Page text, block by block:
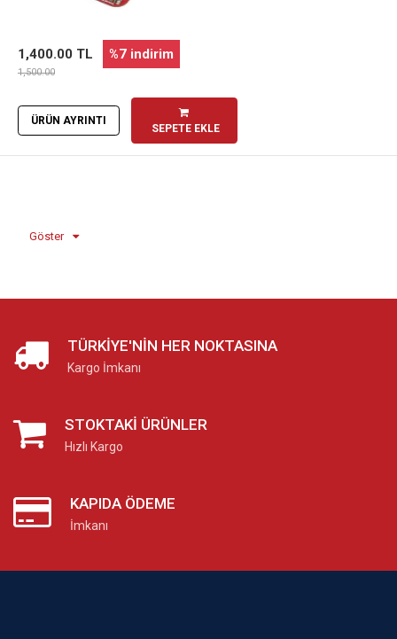
1,400.00 TL %7 indirim
1,500.00
ÜRÜN AYRINTI
SEPETE EKLE
Göster
TÜRKIYE'NIN HER NOKTASINA
Kargo İmkanı
STOKTAKI ÜRÜNLER
Hızlı Kargo
KAPIDA ÖDEME
İmkanı